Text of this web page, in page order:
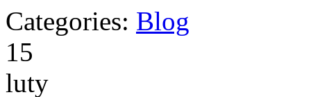
Categories: Blog
15
luty